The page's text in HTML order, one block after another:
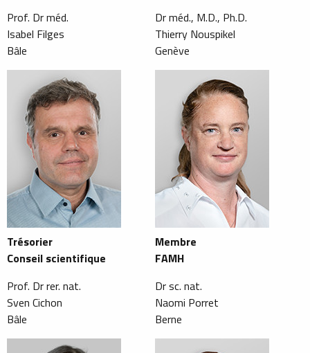
Prof. Dr méd.
Isabel Filges
Bâle
Dr méd., M.D., Ph.D.
Thierry Nouspikel
Genève
Trésorier
Conseil scientifique
Prof. Dr rer. nat.
Sven Cichon
Bâle
Membre
FAMH
Dr sc. nat.
Naomi Porret
Berne